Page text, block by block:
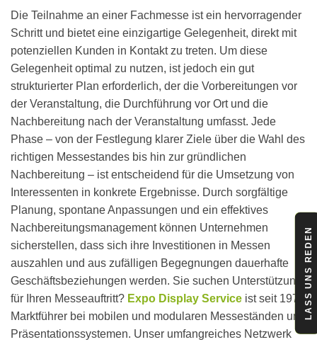
Die Teilnahme an einer Fachmesse ist ein hervorragender
Schritt und bietet eine einzigartige Gelegenheit, direkt mit
potenziellen Kunden in Kontakt zu treten. Um diese
Gelegenheit optimal zu nutzen, ist jedoch ein gut
strukturierter Plan erforderlich, der die Vorbereitungen vor
der Veranstaltung, die Durchführung vor Ort und die
Nachbereitung nach der Veranstaltung umfasst. Jede
Phase – von der Festlegung klarer Ziele über die Wahl des
richtigen Messestandes bis hin zur gründlichen
Nachbereitung – ist entscheidend für die Umsetzung von
Interessenten in konkrete Ergebnisse. Durch sorgfältige
Planung, spontane Anpassungen und ein effektives
Nachbereitungsmanagement können Unternehmen
sicherstellen, dass sich ihre Investitionen in Messen
auszahlen und aus zufälligen Begegnungen dauerhafte
Geschäftsbeziehungen werden. Sie suchen Unterstützung
für Ihren Messeauftritt? Expo Display Service ist seit 1979
Marktführer bei mobilen und modularen Messeständen und
Präsentationssystemen. Unser umfangreiches Netzwerk
LASS UNS REDEN